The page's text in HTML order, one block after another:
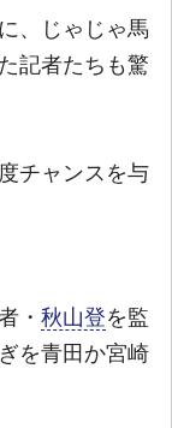
、じゃじゃ馬
記者たちも驚
チャンスを与
・ 秋山登を監
を青田か宮崎